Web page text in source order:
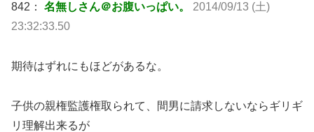
842： 名無しさん＠お腹いっぱい。 2014/09/13 (土)
23:32:33.50
期待はずれにもほどがあるな。
子供の親権監護権取られて、間男に請求しないならギリギ
リ理解出来るが